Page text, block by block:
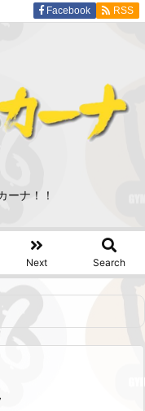
ーナ！！
Next Search
Facebook RSS